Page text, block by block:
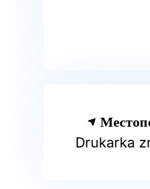
Drukarka